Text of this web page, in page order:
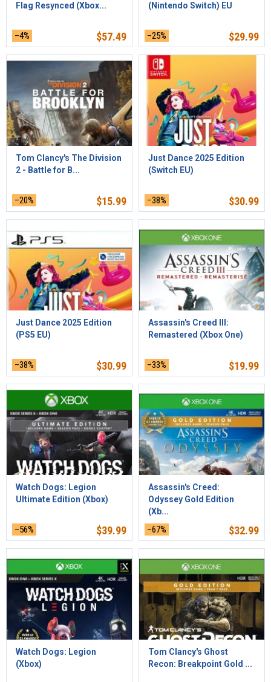
Flag Resynced (Xbox...
–4% $57.49
(Nintendo Switch) EU
–25% $29.99
Tom Clancy's The Division
2 - Battle for B...
–20% $15.99
Just Dance 2025 Edition
(Switch EU)
–38% $30.99
Just Dance 2025 Edition
(PS5 EU)
–38% $30.99
Assassin's Creed III:
Remastered (Xbox One)
–33% $19.99
Watch Dogs: Legion
Ultimate Edition (Xbox)
–56% $39.99
Assassin's Creed:
Odyssey Gold Edition
(Xb...
–67% $32.99
Watch Dogs: Legion
(Xbox)
Tom Clancy's Ghost
Recon: Breakpoint Gold ...